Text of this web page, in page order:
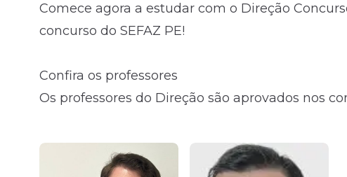
Comece agora a estudar com o Direção
concurso do SEFAZ PE!
Confira os professores
Os professores do Direção são aprovados nos